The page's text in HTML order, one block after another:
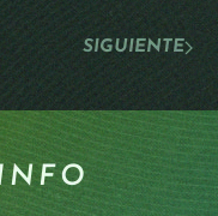
SIGUIENTE